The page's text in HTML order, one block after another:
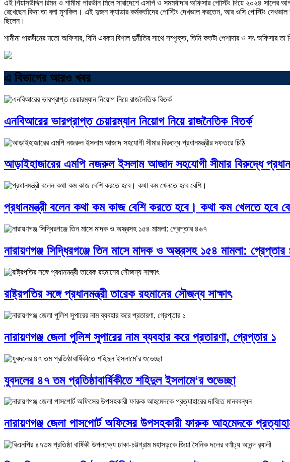
এই গিয়াসউদ্দিন রিমন ও শামীমা পারভীন মিলে সারাদেশে এসপি ও সমমর্যাদার অফিসার পোস্টিং দিয়ে ২০২৪
রেখেছেন কিনা তা বলা মুশকিল। এই দুজন ক্যাডার কর্মকর্তাদের পোস্টিং দেখভাল করতেন, আর ওসি পোস্টিং দেখভাল
ছিলেন।
শামীমা পারভীনের মতো অফিসার, যিনি এরকম বিশাল দুর্নীতির সাথে সম্পৃক্ত, তিনি কতটা পেশাদার ও সৎ অফিসার
এ বিভাগের আরও খবর
এনবিআরের ভারপ্রাপ্ত চেয়ারম্যান নিয়োগ নিয়ে রাজনৈতিক বিতর্ক
আড়াইহাজারের এমপি নজরুল ইসলাম আজাদ সহযোগী সীমার বিরুদ্ধে
প্রধানমন্ত্রী বলেন কথা কম কাজ বেশি করতে হবে। কথা কম খেলতে হবে
নারায়ণগঞ্জ সিদ্ধিরগঞ্জে তিন মাসে মাদক ও অস্ত্রসহ ১৫৪ মামলা:
রাষ্ট্রপতির সঙ্গে প্রধানমন্ত্রী তারেক রহমানের সৌজন্য সাক্ষাৎ
নারায়ণগঞ্জ জেলা পুলিশ সুপারের নাম ব্যবহার করে প্রতারণা, গ্রেপ্তার ১
যুবদলের ৪৭ তম প্রতিষ্ঠাবার্ষিকীতে শহিদুল ইসলামে‘র শুভেচ্ছা
নারায়ণগঞ্জ জেলা পাসপোর্ট অফিসের উপসহকারী ফারুক আহমেদকে